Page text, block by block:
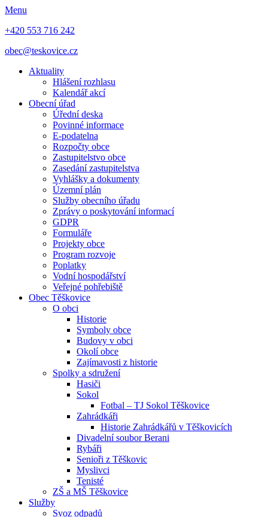
Menu
+420 553 716 242
obec@teskovice.cz
Aktuality
Hlášení rozhlasu
Kalendář akcí
Obecní úřad
Úřední deska
Povinné informace
E-podatelna
Rozpočty obce
Zastupitelstvo obce
Zasedání zastupitelstva
Vyhlášky a dokumenty
Územní plán
Služby obecního úřadu
Zprávy o poskytování informací
GDPR
Formuláře
Projekty obce
Program rozvoje
Poplatky
Vodní hospodářství
Veřejné pohřebiště
Obec Těškovice
O obci
Historie
Symboly obce
Budovy v obci
Okolí obce
Zajímavosti z historie
Spolky a sdružení
Hasiči
Sokol
Fotbal – TJ Sokol Těškovice
Zahrádkáři
Historie Zahrádkářů v Těškovicích
Divadelní soubor Berani
Rybáři
Senioři z Těškovic
Myslivci
Tenisté
ZŠ a MŠ Těškovice
Služby
Svoz odpadů